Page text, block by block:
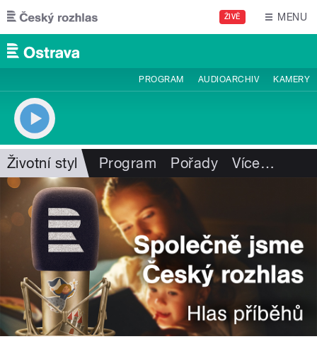
Přejít k hlavnímu obsahu
ŽIVĚ MENU
PROGRAM AUDIOARCHIV KAMERY
Životní styl Program Pořady Více…